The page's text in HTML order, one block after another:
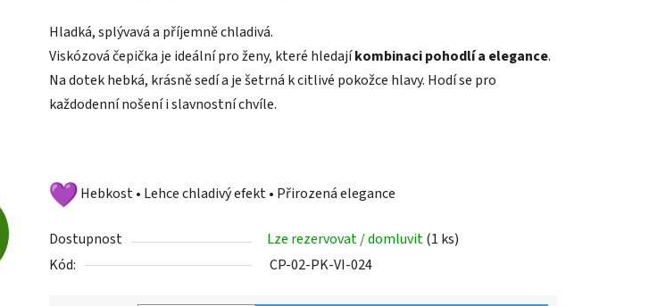
produktu
je
0,0
z
Hladká, splývavá a příjemně chladivá.
Viskózová čepička je ideální pro ženy, které hledajíkombinaci pohodlí a elegance.
Na dotek hebká, krásně sedí a je šetrná k citlivé pokožce hlavy. Hodí se pro
každodenní nošení i slavnostní chvíle.
Hebkost • Lehce chladivý efekt • Přirozená elegance
Dostupnost Lze rezervovat / domluvit(1 ks)
Kód:
CP-02-PK-VI-024